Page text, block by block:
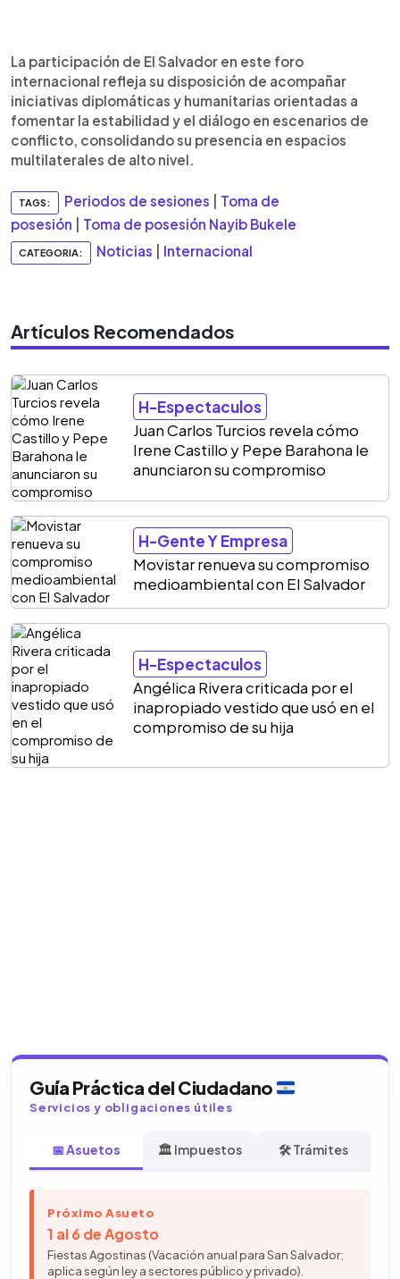
La participación de El Salvador en este foro
internacional refleja su disposición de acompañar
iniciativas diplomáticas y humanitarias orientadas a
fomentar la estabilidad y el diálogo en escenarios de
conflicto, consolidando su presencia en espacios
multilaterales de alto nivel.
TAGS: Periodos de sesiones
Toma de
posesión
Toma de posesión Nayib Bukele
CATEGORIA: Noticias Internacional
Artículos Recomendados
H-Espectaculos
Juan Carlos Turcios revela cómo
Irene Castillo y Pepe Barahona le
anunciaron su compromiso
H-Gente Y Empresa
Movistar renueva su compromiso
medioambiental con El Salvador
H-Espectaculos
Angélica Rivera criticada por el
inapropiado vestido que usó en el
compromiso de su hija
Guía Práctica del Ciudadano
Servicios y obligaciones útiles
📅 Asuetos 🏛️ Impuestos 🛠️ Trámites
Próximo Asueto
1 al 6 de Agosto
Fiestas Agostinas (Vacación anual para San Salvador;
aplica según ley a sectores público y privado).